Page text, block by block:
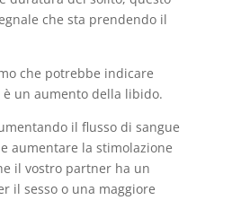
che sta prendendo il
che potrebbe indicare
è un aumento della libido.
il flusso di sangue
aumentare la stimolazione
il vostro partner ha un
il sesso o una maggiore